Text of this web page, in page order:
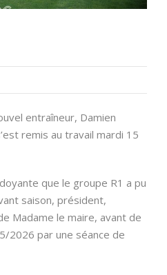
entraîneur, Damien
remis au travail mardi 15
que le groupe R1 a pu
saison, président,
Madame le maire, avant de
2026 par une séance de